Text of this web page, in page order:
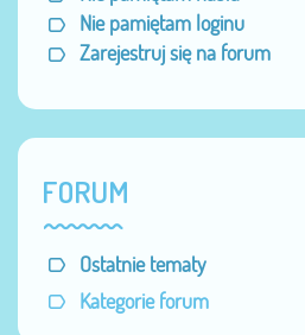
Nie pamiętam loginu
Zarejestruj się na forum
FORUM
Ostatnie tematy
Kategorie forum